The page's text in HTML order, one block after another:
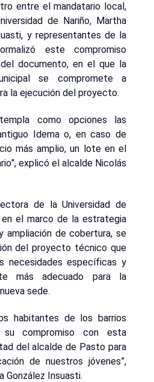
entre el mandatario local,
de Nariño, Martha
y representantes de la
este compromiso
documento, en el que la
se compromete a
la ejecución del proyecto.
como opciones las
Idema o, en caso de
más amplio, un lote en el
explicó el alcalde Nicolás
de la Universidad de
en el marco de la estrategia
ampliación de cobertura, se
del proyecto técnico que
necesidades específicas y
más adecuado para la
sede.
habitantes de los barrios
su compromiso con esta
del alcalde de Pasto para
de nuestros jóvenes”,
González Insuasti.